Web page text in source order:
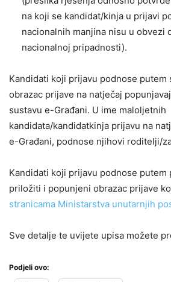
na koji se kandidat/kinja u prijavi
nacionalnih manjina nisu u obvezi
nacionalnoj pripadnosti).
Kandidati koji prijavu podnose putem
obrazac prijave na natječaj
sustavu e-Građani. U ime maloljetnih
kandidata/kandidatkinja prijavu na
e-Građani, podnose njihovi roditelji/
Kandidati koji prijavu podnose putem
priložiti i popunjeni obrazac prijave
stranicama Ministarstva unutarnjih
Sve detalje te uvijete upisa možete
Podjeli ovo: